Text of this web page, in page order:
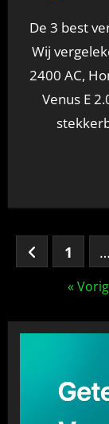
De 3 best verkochte stekkerbatterijen van 2025.
Wij
2400 AC,
Venus E
1 …
«